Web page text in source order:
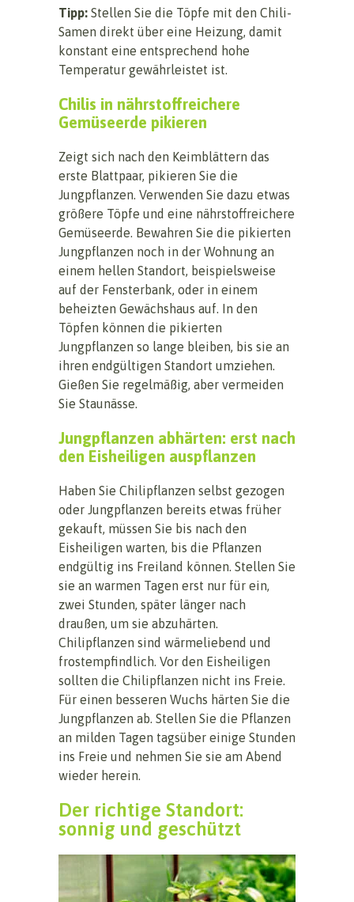
Tipp: Stellen Sie die Töpfe mit den Chili-
Samen direkt über eine Heizung, damit
konstant eine entsprechend hohe
Temperatur gewährleistet ist.
Chilis in nährstoffreichere
Gemüseerde pikieren
Zeigt sich nach den Keimblättern das
erste Blattpaar, pikieren Sie die
Jungpflanzen. Verwenden Sie dazu etwas
größere Töpfe und eine nährstoffreichere
Gemüseerde. Bewahren Sie die pikierten
Jungpflanzen noch in der Wohnung an
einem hellen Standort, beispielsweise
auf der Fensterbank, oder in einem
beheizten Gewächshaus auf. In den
Töpfen können die pikierten
Jungpflanzen so lange bleiben, bis sie an
ihren endgültigen Standort umziehen.
Gießen Sie regelmäßig, aber vermeiden
Sie Staunässe.
Jungpflanzen abhärten: erst nach
den Eisheiligen auspflanzen
Haben Sie Chilipflanzen selbst gezogen
oder Jungpflanzen bereits etwas früher
gekauft, müssen Sie bis nach den
Eisheiligen warten, bis die Pflanzen
endgültig ins Freiland können. Stellen Sie
sie an warmen Tagen erst nur für ein,
zwei Stunden, später länger nach
draußen, um sie abzuhärten.
Chilipflanzen sind wärmeliebend und
frostempfindlich. Vor den Eisheiligen
sollten die Chilipflanzen nicht ins Freie.
Für einen besseren Wuchs härten Sie die
Jungpflanzen ab. Stellen Sie die Pflanzen
an milden Tagen tagsüber einige Stunden
ins Freie und nehmen Sie sie am Abend
wieder herein.
Der richtige Standort:
sonnig und geschützt